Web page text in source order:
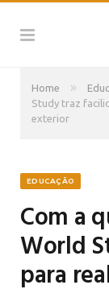
Home »
Study traz
exterior
EDUCAÇÃO
Com a
World
para